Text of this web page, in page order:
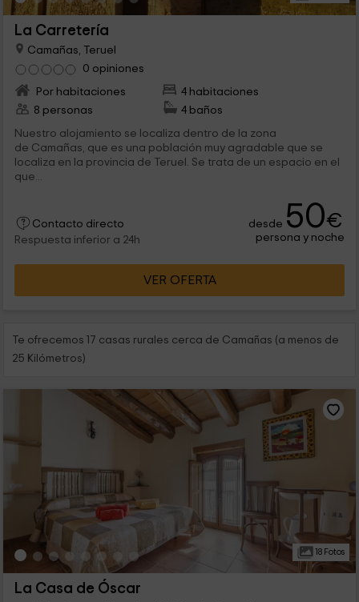
La Carretería
Camañas, Teruel
0 opiniones
Por habitaciones
4 habitaciones
8 personas
4 baños
Nuestro alojamiento se localiza dentro de la zona
de Camañas, que es una población muy agradable que se
localiza en la provincia de Teruel. Se trata de un espacio en el
que...
Contacto directo
Respuesta inferior a 24h
desde 50€
persona y noche
VER OFERTA
Te ofrecemos 17 casas rurales cerca de Camañas (a menos de
25 Kilómetros)
18 Fotos
La Casa de Óscar